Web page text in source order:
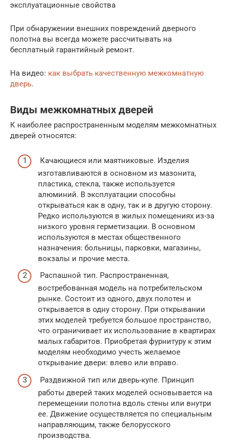
эксплуатационные свойства
При обнаружении внешних повреждений дверного
полотна вы всегда можете рассчитывать на
бесплатный гарантийный ремонт.
На видео: как выбрать качественную межкомнатную
дверь.
Виды межкомнатных дверей
К наиболее распространенным моделям межкомнатных
дверей относятся:
Качающиеся или маятниковые. Изделия
изготавливаются в основном из мазонита,
пластика, стекла, также используется
алюминий. В эксплуатации способны
открываться как в одну, так и в другую сторону.
Редко используются в жилых помещениях из-за
низкого уровня герметизации. В основном
используются в местах общественного
назначения: больницы, парковки, магазины,
вокзалы и прочие места.
Распашной тип. Распространенная,
востребованная модель на потребительском
рынке. Состоит из одного, двух полотен и
открывается в одну сторону. При открывании
этих моделей требуется большое пространство,
что ограничивает их использование в квартирах
малых габаритов. Приобретая фурнитуру к этим
моделям необходимо учесть желаемое
открывание двери: влево или вправо.
Раздвижной тип или дверь-купе. Принцип
работы дверей таких моделей основывается на
перемещении полотна вдоль стены или внутри
ее. Движение осуществляется по специальным
направляющим, также белорусского
производства.